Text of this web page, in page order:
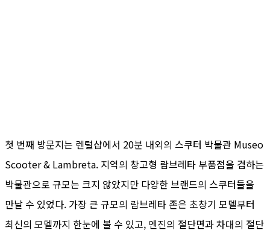
첫 번째 방문지는 렌털샵에서 20분 내외의 스쿠터 박물관 Museo
Scooter & Lambreta. 지역의 창고형 람브레타 부품점을 겸하는
박물관으로 규모는 크지 않았지만 다양한 브랜드의 스쿠터들을
만날 수 있었다. 가장 큰 규모의 람브레타 존은 초창기 모델부터
최신의 모델까지 한눈에 볼 수 있고, 엔진의 절단면과 차대의 절단